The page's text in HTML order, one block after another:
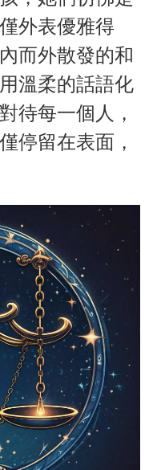
外表優雅得
而外散發的和
溫柔的話語化
待每一個人，
停留在表面，